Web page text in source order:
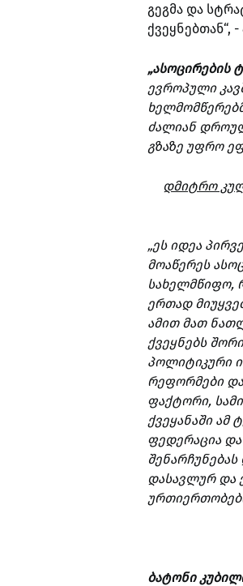
გეგმა და
ქვეყნებთან“, -
„ასოცირების
ევროპული
ძალიან
გზაზე უფრო
დმიტრო
„ეს იდეა
მოაწერეს
სახელმწიფო,
ერთად
ამით მათ
ქვეყნებს
პოლიტიკური
რეფორმები
ფაქტორი,
ქვეყანაში
ფედერაცია
დასავლურ და
ბატონი